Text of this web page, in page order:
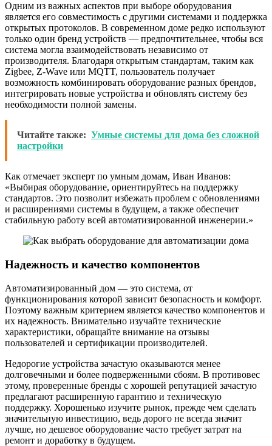
Одним из важных аспектов при выборе оборудования
является его совместимость с другими системами и поддержка
открытых протоколов. В современном доме редко используют
только один бренд устройств — предпочтительнее, чтобы вся
система могла взаимодействовать независимо от
производителя. Благодаря открытым стандартам, таким как
Zigbee, Z-Wave или MQTT, пользователь получает
возможность комбинировать оборудование разных брендов,
интегрировать новые устройства и обновлять систему без
необходимости полной замены.
Читайте также: Умные системы для дома без сложной
настройки
Как отмечает эксперт по умным домам, Иван Иванов:
«Выбирая оборудование, ориентируйтесь на поддержку
стандартов. Это позволит избежать проблем с обновлениями
и расширениями системы в будущем, а также обеспечит
стабильную работу всей автоматизированной инженерии.»
Надежность и качество компонентов
Автоматизированный дом — это система, от
функционирования которой зависит безопасность и комфорт.
Поэтому важным критерием является качество компонентов и
их надежность. Внимательно изучайте технические
характеристики, обращайте внимание на отзывы
пользователей и сертификации производителей.
Недорогие устройства зачастую оказываются менее
долговечными и более подверженными сбоям. В противовес
этому, проверенные бренды с хорошей репутацией зачастую
предлагают расширенную гарантию и техническую
поддержку. Хорошенько изучите рынок, прежде чем сделать
значительную инвестицию, ведь дорого не всегда значит
лучше, но дешевое оборудование часто требует затрат на
ремонт и доработку в будущем.